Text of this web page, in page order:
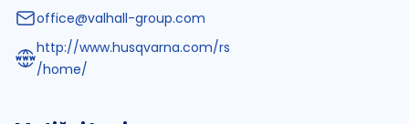
office@valhall-group.com
http://www.husqvarna.com/rs
/home/